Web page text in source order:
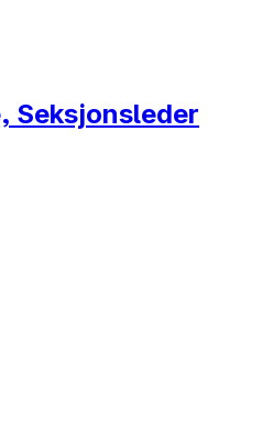
Seksjonsleder